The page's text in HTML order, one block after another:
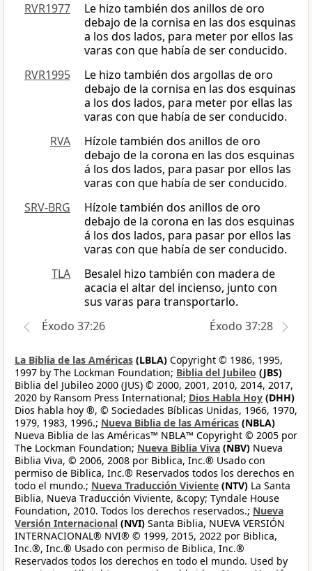
RVR1977
Le hizo también dos anillos de oro
debajo de la cornisa en las dos esquinas
a los dos lados, para meter por ellos las
varas con que había de ser conducido.
RVR1995
Le hizo también dos argollas de oro
debajo de la cornisa en las dos esquinas
a los dos lados, para meter por ellas las
varas con que había de ser conducido.
RVA
Hízole también dos anillos de oro
debajo de la corona en las dos esquinas
á los dos lados, para pasar por ellos las
varas con que había de ser conducido.
SRV-BRG
Hízole también dos anillos de oro
debajo de la corona en las dos esquinas
á los dos lados, para pasar por ellos las
varas con que había de ser conducido.
TLA
Besalel hizo también con madera de
acacia el altar del incienso, junto con
sus varas para transportarlo.
Éxodo 37:26
Éxodo 37:28
La Biblia de las Américas (LBLA) Copyright © 1986, 1995,
1997 by The Lockman Foundation; Biblia del Jubileo (JBS)
Biblia del Jubileo 2000 (JUS) © 2000, 2001, 2010, 2014, 2017,
2020 by Ransom Press International; Dios Habla Hoy (DHH)
Dios habla hoy ®, © Sociedades Bíblicas Unidas, 1966, 1970,
1979, 1983, 1996.; Nueva Biblia de las Américas (NBLA)
Nueva Biblia de las Américas™ NBLA™ Copyright © 2005 por
The Lockman Foundation; Nueva Biblia Viva (NBV) Nueva
Biblia Viva, © 2006, 2008 por Biblica, Inc.® Usado con
permiso de Biblica, Inc.® Reservados todos los derechos en
todo el mundo.; Nueva Traducción Viviente (NTV) La Santa
Biblia, Nueva Traducción Viviente, &copy; Tyndale House
Foundation, 2010. Todos los derechos reservados.; Nueva
Versión Internacional (NVI) Santa Biblia, NUEVA VERSIÓN
INTERNACIONAL® NVI® © 1999, 2015, 2022 por Biblica,
Inc.®, Inc.® Usado con permiso de Biblica, Inc.®
Reservados todos los derechos en todo el mundo. Used by